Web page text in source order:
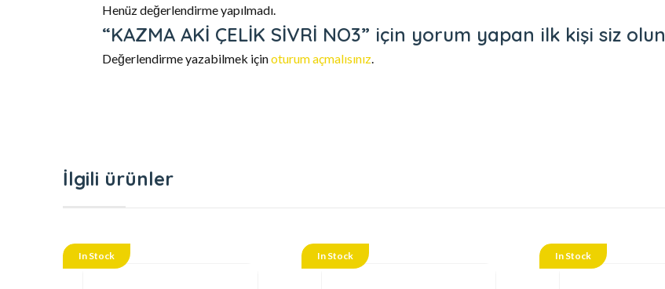
Henüz değerlendirme yapılmadı.
“KAZMA AKİ ÇELİK SİVRİ NO3” için yorum yapan ilk kişi siz olun
Değerlendirme yazabilmek içinoturum açmalısınız.
İlgili ürünler
In Stock In Stock In Stock